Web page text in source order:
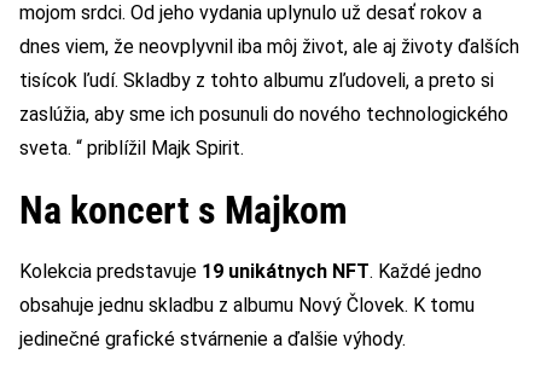
mojom srdci. Od jeho vydania uplynulo už desať rokov a
dnes viem, že neovplyvnil iba môj život, ale aj životy ďalších
tisícok ľudí. Skladby z tohto albumu zľudoveli, a preto si
zaslúžia, aby sme ich posunuli do nového technologického
sveta. “ priblížil Majk Spirit.
Na koncert s Majkom
Kolekcia predstavuje 19 unikátnych NFT. Každé jedno
obsahuje jednu skladbu z albumu Nový Človek. K tomu
jedinečné grafické stvárnenie a ďalšie výhody.